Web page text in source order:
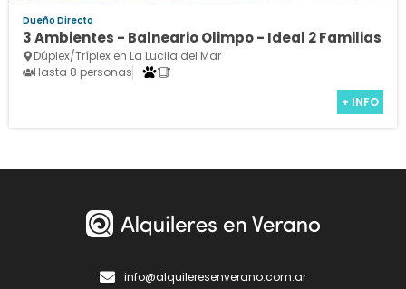
Dueño Directo
3 Ambientes - Balneario Olimpo - Ideal 2 Familias
Dúplex/Tríplex en La Lucila del Mar
Hasta 8 personas
+ INFO
info@alquileresenverano.com.ar